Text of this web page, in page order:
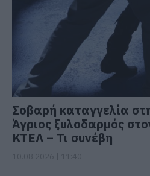
Σοβαρή καταγγελία
Άγριος ξυλοδαρμός
ΚΤΕΛ – Τι συνέβη